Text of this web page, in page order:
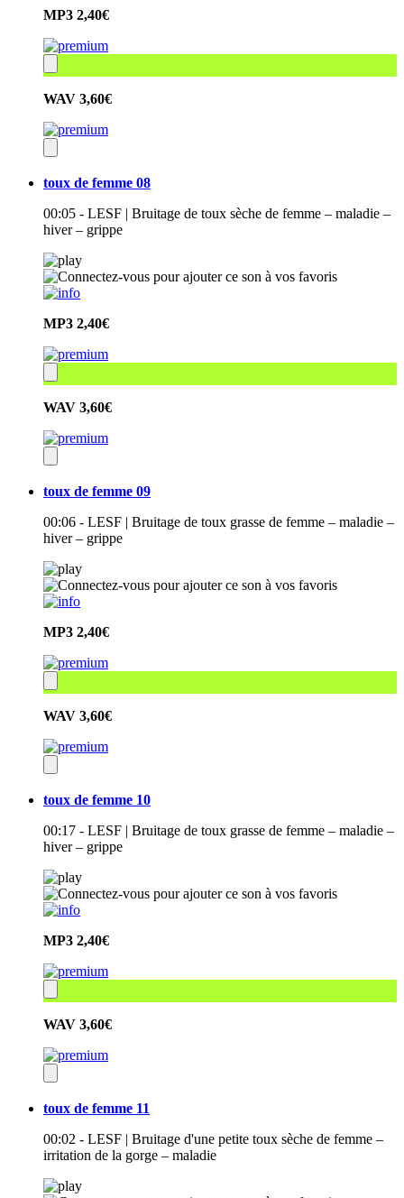
MP3 2,40€
WAV 3,60€
toux de femme 08
00:05 - LESF | Bruitage de toux sèche de femme – maladie –
hiver – grippe
MP3 2,40€
WAV 3,60€
toux de femme 09
00:06 - LESF | Bruitage de toux grasse de femme – maladie –
hiver – grippe
MP3 2,40€
WAV 3,60€
toux de femme 10
00:17 - LESF | Bruitage de toux grasse de femme – maladie –
hiver – grippe
MP3 2,40€
WAV 3,60€
toux de femme 11
00:02 - LESF | Bruitage d'une petite toux sèche de femme –
irritation de la gorge – maladie